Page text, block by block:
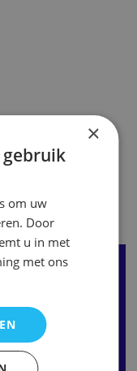
types.
het formulier
samen de
×
gebruik
om uw
Door
u in met
met ons